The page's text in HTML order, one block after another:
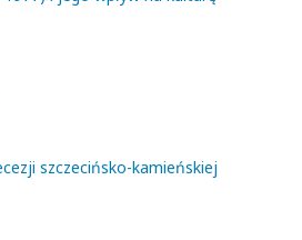
szczecińsko-kamieńskiej